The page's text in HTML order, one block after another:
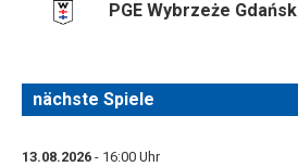
PGE Wybrzeże Gdańsk
nächste Spiele
13.08.2026 - 16:00 Uhr